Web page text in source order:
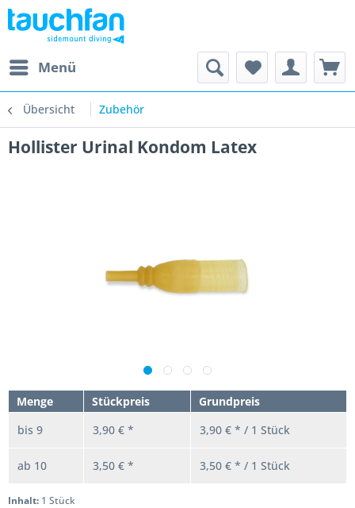
Menü
Übersicht Zubehör
Hollister Urinal Kondom Latex
Menge Stückpreis
Grundpreis
bis 9 3,90 € * 3,90 € * / 1 Stück
ab 10 3,50 € * 3,50 € * / 1 Stück
Inhalt: 1 Stück